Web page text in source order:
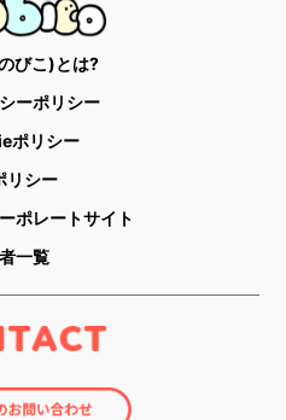
びこ)とは?
ーポリシー
ポリシー
リシー
ポレートサイト
一覧